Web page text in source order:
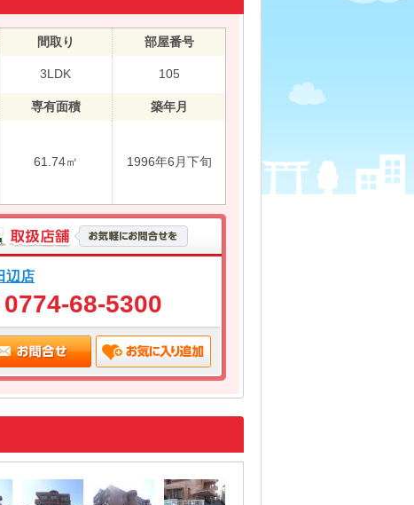
間取り 部屋番号
3LDK 105
専有面積 築年月
61.74㎡ 1996年6月下旬
辺店
0774-68-5300